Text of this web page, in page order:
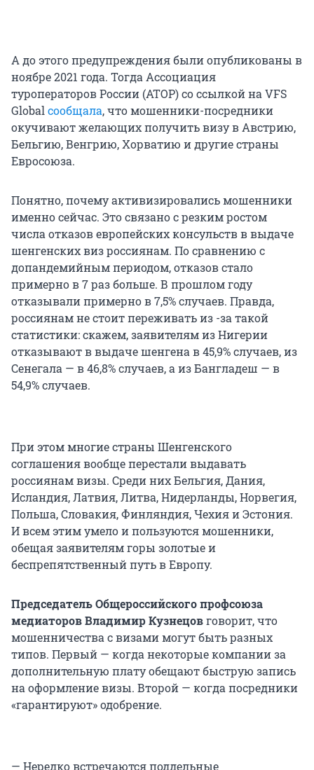
А до этого предупреждения были опубликованы в
ноябре 2021 года. Тогда Ассоциация
туроператоров России (АТОР) со ссылкой на VFS
Global сообщала, что мошенники-посредники
окучивают желающих получить визу в Австрию,
Бельгию, Венгрию, Хорватию и другие страны
Евросоюза.
Понятно, почему активизировались мошенники
именно сейчас. Это связано с резким ростом
числа отказов европейских консульств в выдаче
шенгенских виз россиянам. По сравнению с
допандемийным периодом, отказов стало
примерно в 7 раз больше. В прошлом году
отказывали примерно в 7,5% случаев. Правда,
россиянам не стоит переживать из -за такой
статистики: скажем, заявителям из Нигерии
отказывают в выдаче шенгена в 45,9% случаев, из
Сенегала — в 46,8% случаев, а из Бангладеш — в
54,9% случаев.
При этом многие страны Шенгенского
соглашения вообще перестали выдавать
россиянам визы. Среди них Бельгия, Дания,
Исландия, Латвия, Литва, Нидерланды, Норвегия,
Польша, Словакия, Финляндия, Чехия и Эстония.
И всем этим умело и пользуются мошенники,
обещая заявителям горы золотые и
беспрепятственный путь в Европу.
Председатель Общероссийского профсоюза
медиаторов Владимир Кузнецовговорит, что
мошенничества с визами могут быть разных
типов. Первый — когда некоторые компании за
дополнительную плату обещают быструю запись
на оформление визы. Второй — когда посредники
«гарантируют» одобрение.
— Нередко встречаются поддельные